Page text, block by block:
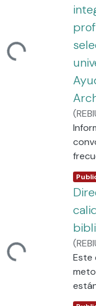
(
P.E.)
Item
(
Este